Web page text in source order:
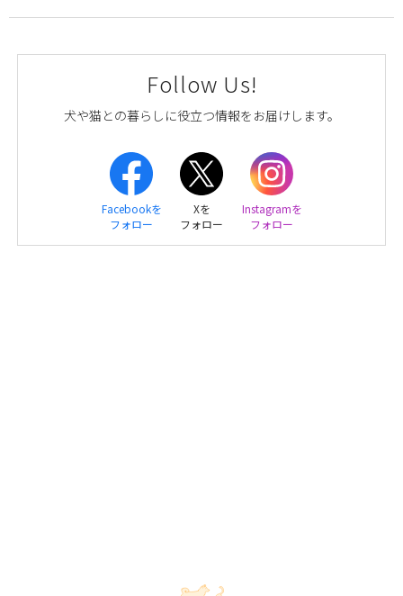
Follow Us!
犬や猫との暮らしに役立つ情報をお届けします。
Facebookを
フォロー
Xを
フォロー
Instagramを
フォロー